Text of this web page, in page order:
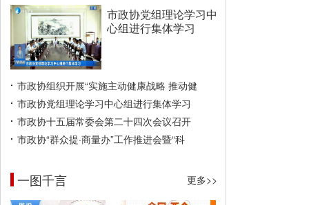
市政协党组理论学习中
心组进行集体学习
市政协组织开展“实施主动健康战略 推动健
市政协党组理论学习中心组进行集体学习
市政协十五届常委会第二十四次会议召开
市政协“群众提·商量办”工作推进会暨“科
一图千言 更多>>